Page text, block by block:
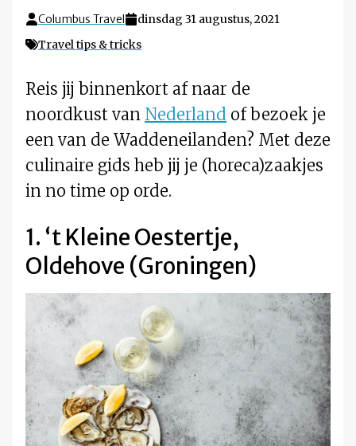
Columbus Travel
dinsdag 31 augustus, 2021
Travel tips & tricks
Reis jij binnenkort af naar de
noordkust van Nederland of bezoek je
een van de Waddeneilanden? Met deze
culinaire gids heb jij je (horeca)zaakjes
in no time op orde.
1. ‘t Kleine Oestertje,
Oldehove (Groningen)